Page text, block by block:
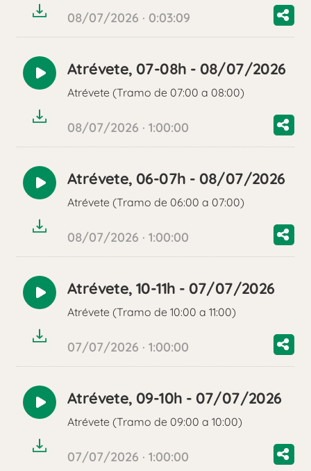
08/07/2026 · 0:03:09
Reproducir
audio
Atrévete, 07-08h - 08/07/2026
Atrévete (Tramo de 07:00 a 08:00)
08/07/2026 · 1:00:00
Reproducir
audio
Atrévete, 06-07h - 08/07/2026
Atrévete (Tramo de 06:00 a 07:00)
08/07/2026 · 1:00:00
Reproducir
audio
Atrévete, 10-11h - 07/07/2026
Atrévete (Tramo de 10:00 a 11:00)
07/07/2026 · 1:00:00
Reproducir
audio
Atrévete, 09-10h - 07/07/2026
Atrévete (Tramo de 09:00 a 10:00)
07/07/2026 · 1:00:00